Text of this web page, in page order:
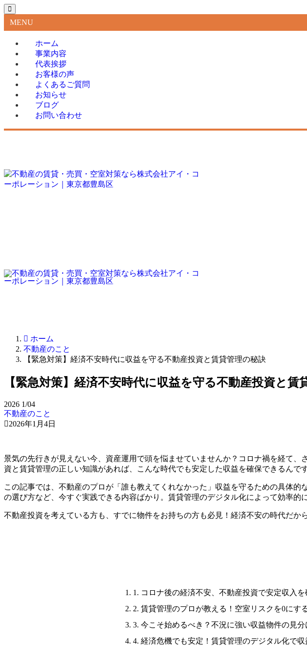
MENU
ホーム
事業内容
代表挨拶
お客様の声
よくあるご質問
お知らせ
ブログ
お問い合わせ
ホーム
不動産のこと
【緊急対策】経済不安時代に収益を守る不動産投資と賃貸管理の秘訣
【緊急対策】経済不安時代に収益を守る不動産投資と賃
2026 1/04
不動産のこと
2026年1月4日
景気の先行きが見えない今、資産運用で頭を悩ませていませんか？コロナ禍を経て
資と賃貸管理の正しい知識があれば、こんな時代でも安定した収益を確保できるんです
この記事では、不動産のプロが「誰も教えてくれなかった」収益を守るための具体
の選び方など、今すぐ実践できる内容ばかり。賃貸管理のデジタル化によって効率的
不動産投資を考えている方も、すでに物件をお持ちの方も必見！経済不安の時代だか
1. コロナ後の経済不安、不動産投資で安定収入
2. 賃貸管理のプロが教える！空室リスクを0にす
3. 今こそ始めるべき？不況に強い収益物件の見分
4. 経済危機でも安定！賃貸管理のデジタル化で